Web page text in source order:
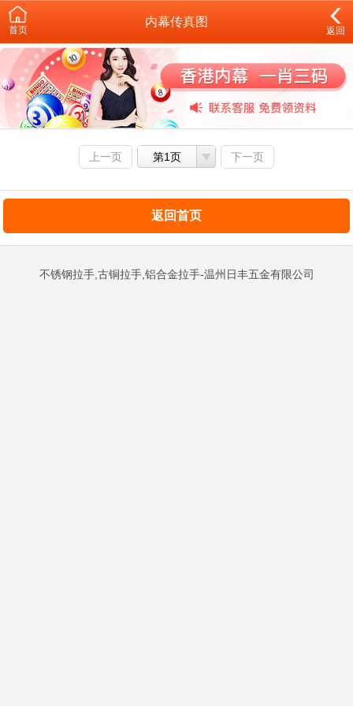
首页
内幕传真图
返回
上一页 第1页 下一页
返回首页
不锈钢拉手,古铜拉手,铝合金拉手-温州日丰五金有限公司